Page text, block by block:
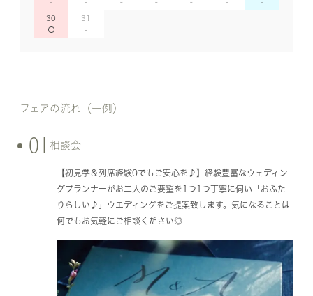
30 31
フェアの流れ（一例）
01 相談会
【初見学＆列席経験0でもご安心を♪】経験豊富なウェディン
グプランナーがお二人のご要望を1つ1つ丁寧に伺い「おふた
りらしい♪」ウエディングをご提案致します。気になることは
何でもお気軽にご相談ください◎